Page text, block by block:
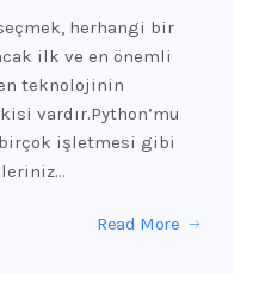
herhangi bir
ilk ve en önemli
teknolojinin
vardır.Python’mu
birçok işletmesi gibi
Read More